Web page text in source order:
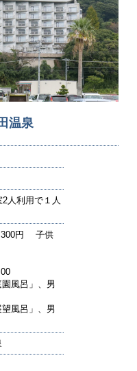
温泉
人利用で１人
円 子供
風呂」、男
風呂」、男